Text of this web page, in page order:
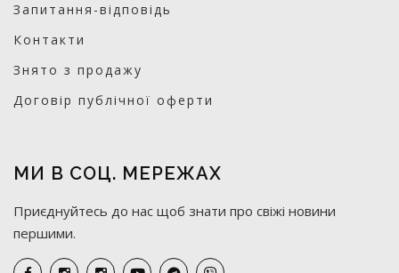
Запитання-відповідь
Контакти
Знято з продажу
Договір публічної оферти
МИ В СОЦ. МЕРЕЖАХ
Приєднуйтесь до нас щоб знати про свіжі новини
першими.